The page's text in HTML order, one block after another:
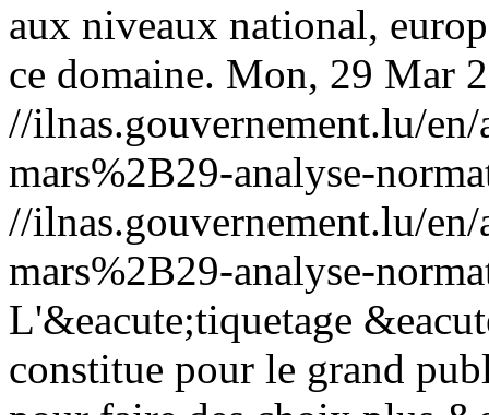
aux niveaux national,
ce domaine. Mon, 29 Mar
//ilnas.gouvernement.lu/
mars%2B29-analyse-
//ilnas.gouvernement.lu/
mars%2B29-analyse-
L'&eacute;tiquetage
constitue pour le grand